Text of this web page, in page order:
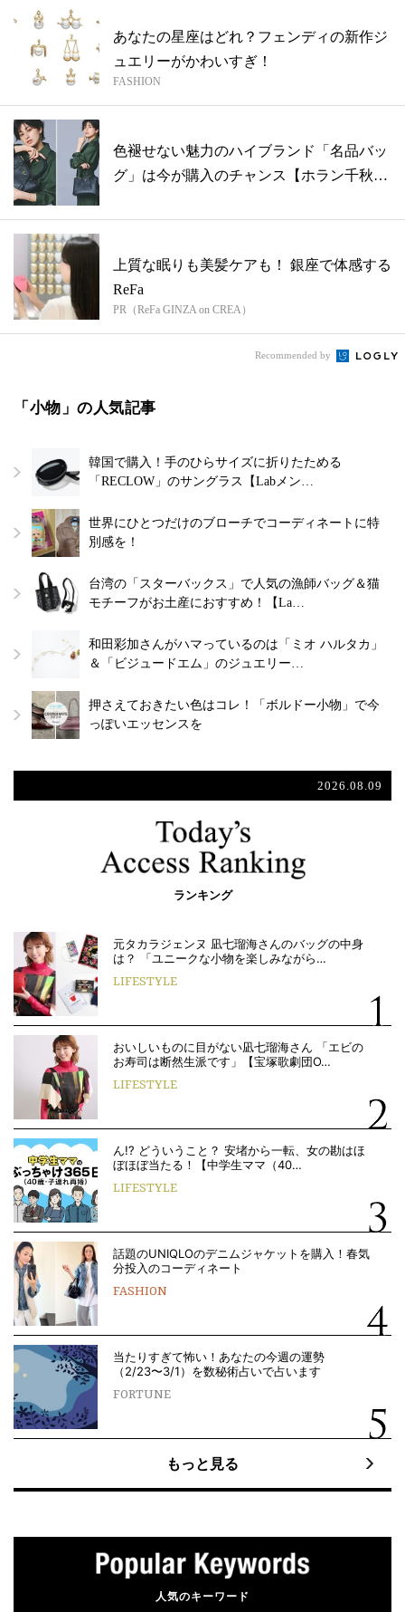
あなたの星座はどれ？フェンディの新作ジ
ュエリーがかわいすぎ！
FASHION
色褪せない魅力のハイブランド「名品バッ
グ」は今が購入のチャンス【ホラン千秋
上質な眠りも美髪ケアも！ 銀座で体感する
ReFa
PR（ReFa GINZA on CREA）
Recommended by
「小物」の人気記事
韓国で購入！手のひらサイズに折りたためる
「RECLOW」のサングラス【Labメン…
世界にひとつだけのブローチでコーディネートに特
別感を！
台湾の「スターバックス」で人気の漁師バッグ＆猫
モチーフがお土産におすすめ！【La…
和田彩加さんがハマっているのは「ミオ ハルタカ」
＆「ビジュードエム」のジュエリー…
押さえておきたい色はコレ！「ボルドー小物」で今
っぽいエッセンスを
2026.08.09
ランキング
元タカラジェンヌ 凪七瑠海さんのバッグの中身
は？ 「ユニークな小物を楽しみながら…
LIFESTYLE
おいしいものに目がない凪七瑠海さん 「エビの
お寿司は断然生派です」【宝塚歌劇団O…
LIFESTYLE
ん!? どういうこと？ 安堵から一転、女の勘はほ
ぼほぼ当たる！【中学生ママ（40…
LIFESTYLE
話題のUNIQLOのデニムジャケットを購入！春気
分投入のコーディネート
FASHION
当たりすぎて怖い！あなたの今週の運勢
（2/23〜3/1）を数秘術占いで占います
FORTUNE
もっと見る
人気のキーワード